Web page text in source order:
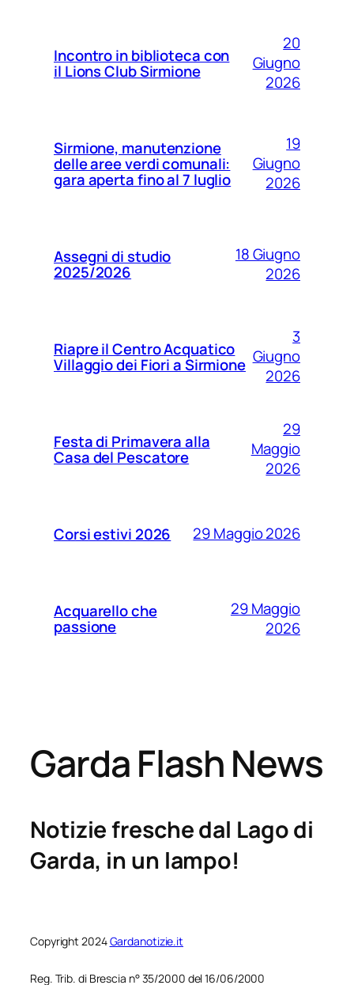
Incontro in biblioteca con
il Lions Club Sirmione
20
Giugno
2026
Sirmione, manutenzione
delle aree verdi comunali:
gara aperta fino al 7 luglio
19
Giugno
2026
Assegni di studio
2025/2026
18 Giugno
2026
Riapre il Centro Acquatico
Villaggio dei Fiori a Sirmione
3
Giugno
2026
Festa di Primavera alla
Casa del Pescatore
29
Maggio
2026
Corsi estivi 2026 29 Maggio 2026
Acquarello che
passione
29 Maggio
2026
Garda Flash News
Notizie fresche dal Lago di
Garda, in un lampo!
Copyright 2024Gardanotizie.it
Reg. Trib. di Brescia n° 35/2000 del 16/06/2000